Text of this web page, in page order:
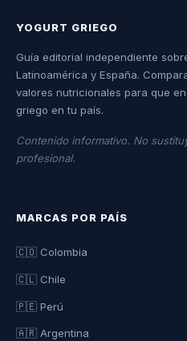
YOGURT GRIEGO
Guía editorial independiente
Latinoamérica y España.
valores nutricionales para que
griego en tu país.
Contenido informativo. No
profesional.
MARCAS POR PAÍS
🇨🇴 Colombia
🇨🇱 Chile
🇵🇪 Perú
🇦🇷 Argentina